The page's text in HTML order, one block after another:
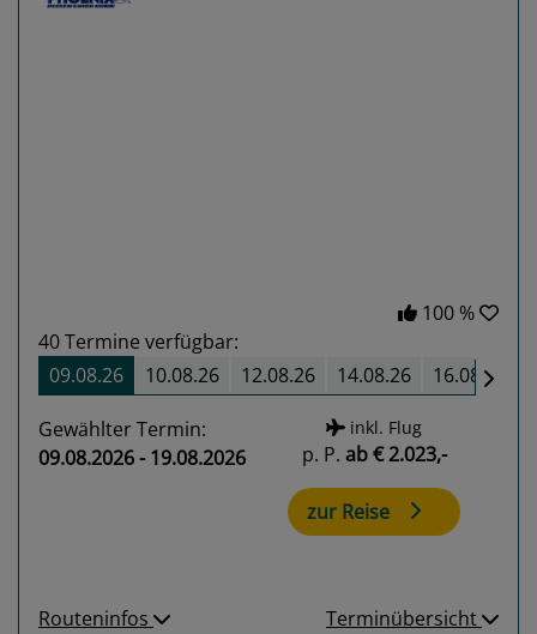
100 %
40Termine verfügbar:
09.08.26
10.08.26 12.08.26 14.08.26 16.08.26
Gewählter Termin:
09.08.2026 - 19.08.2026
inkl. Flug
p. P. ab€ 2.023,-
zur Reise
Routeninfos Terminübersicht